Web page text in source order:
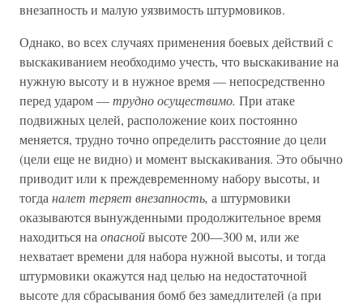
внезапность и малую уязвимость штурмовиков.
Однако, во всех случаях применения боевых действий с
выскакиванием необходимо учесть, что выскакивание на
нужную высоту и в нужное время — непосредственно
перед ударом —трудно осуществимо. При атаке
подвижных целей, расположение коих постоянно
меняется, трудно точно определить расстояние до цели
(цели еще не видно) и момент выскакивания. Это обычно
приводит или к преждевременному набору высоты, и
тогда налет теряет внезапность, а штурмовики
оказываются вынужденными продолжительное время
находиться на опаснойвысоте 200—300 м, или же
нехватает времени для набора нужной высоты, и тогда
штурмовики окажутся над целью на недостаточной
высоте для сбрасывания бомб без замедлителей (а при